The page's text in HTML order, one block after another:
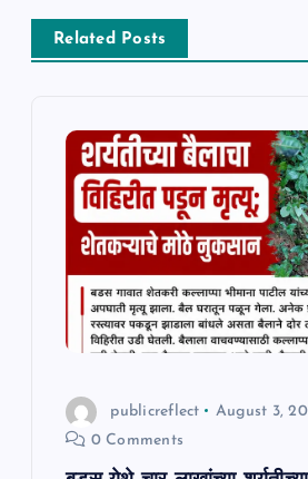
a
Related Posts
publicreflect
August 3,
0 Comments